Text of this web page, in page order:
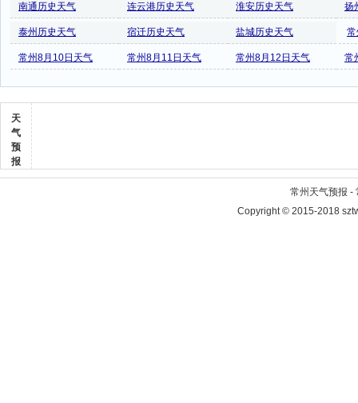
南通历史天气 连云港历史天气 淮安历史天气 扬
泰州历史天气 宿迁历史天气 盐城历史天气
常州8月10日天气 常州8月11日天气 常州8月12日天气 常
天
气
预
报
常州天气预报 -
Copyright © 2015-2018